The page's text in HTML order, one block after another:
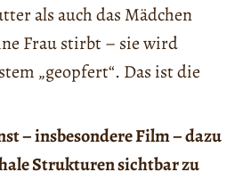
als auch das Mädchen
Frau stirbt – sie wird
„geopfert“. Das ist die
– insbesondere Film – dazu
Strukturen sichtbar zu